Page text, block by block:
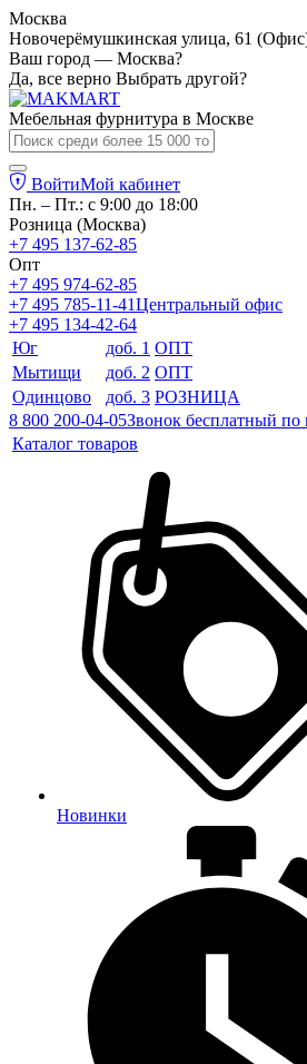
Москва
Новочерёмушкинская улица, 61
Ваш город — Москва?
Да, все верно Выбрать другой?
Мебельная фурнитура в Москве
ВойтиМой кабинет
Пн. – Пт.: с 9:00 до 18:00
Розница (Москва)
+7 495 137-62-85
Опт
+7 495 974-62-85
+7 495 785-11-41Центральный офис
+7 495 134-42-64
Юг
доб. 1 ОПТ
Мытищи
доб. 2 ОПТ
Одинцово
доб. 3 РОЗНИЦА
8 800 200-04-05Звонок бесплатный по
Каталог товаров
Новинки